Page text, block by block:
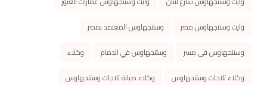
وايت وستنجهاوس مصر
وستنجهاوس المعتمد بمصر
وستنجهاوس فى مسر
وستنجهاوس في الدمام
وكلاء
وكلاء تلاجات وستنجهاوس
وكلاء صيانة تلاجات وستنجهاوس